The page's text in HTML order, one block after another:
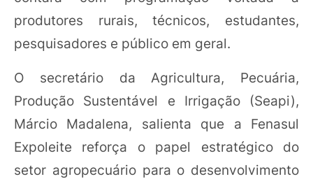
produtores rurais, técnicos, estudantes,
pesquisadores e público em geral.
O secretário da Agricultura, Pecuária,
Produção Sustentável e Irrigação (Seapi),
Márcio Madalena, salienta que a Fenasul
Expoleite reforça o papel estratégico do
setor agropecuário para o desenvolvimento